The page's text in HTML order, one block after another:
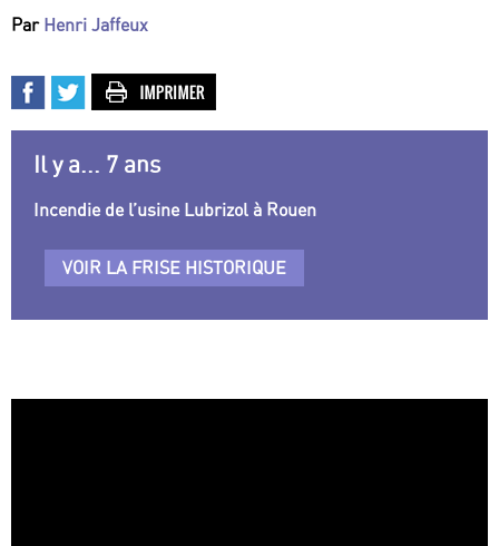
Par Henri Jaffeux
Il y a... 7 ans
Incendie de l’usine Lubrizol à Rouen
VOIR LA FRISE HISTORIQUE